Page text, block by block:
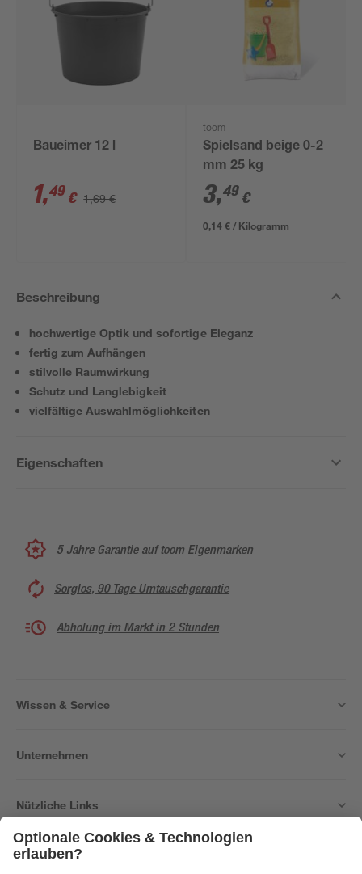
Baueimer 12 l
1,49 € 1,69 €
toom
Spielsand beige 0-2
mm 25 kg
3,49 €
0,14 € / Kilogramm
Beschreibung
hochwertige Optik und sofortige Eleganz
fertig zum Aufhängen
stilvolle Raumwirkung
Schutz und Langlebigkeit
vielfältige Auswahlmöglichkeiten
Eigenschaften
5 Jahre Garantie auf toom Eigenmarken
Sorglos, 90 Tage Umtauschgarantie
Abholung im Markt in 2 Stunden
Wissen & Service
Unternehmen
Nützliche Links